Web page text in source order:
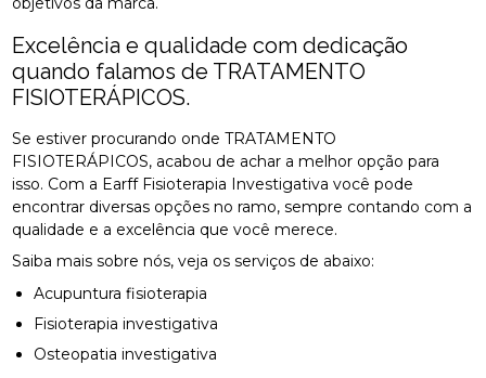
Excelência e qualidade com dedicação
quando falamos de TRATAMENTO
FISIOTERÁPICOS.
Se estiver procurando onde TRATAMENTO
FISIOTERÁPICOS, acabou de achar a melhor opção para
isso. Com a Earff Fisioterapia Investigativa você pode
encontrar diversas opções no ramo, sempre contando com a
qualidade e a excelência que você merece.
Saiba mais sobre nós, veja os serviços de abaixo:
Acupuntura fisioterapia
Fisioterapia investigativa
Osteopatia investigativa